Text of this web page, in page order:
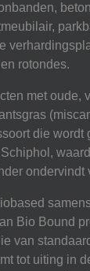
rotondes.
met oude,
die wordt
ondervindt
Bio Bound
van
tot uiting in